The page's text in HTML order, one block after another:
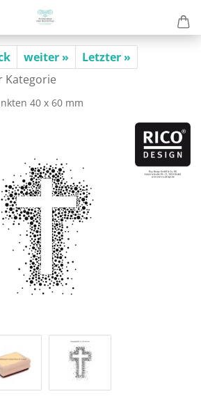
weiter »
Letzter »
Kategorie
40 x 60 mm